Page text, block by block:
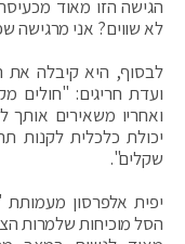
הגישה הזו מאוד
לא שווים? אני מרגישה
לבסוף, היא קיבלה את
ועדת חריגים: "חולים
ואחריו משאירים
יכולת כלכלית לקנות
שקלים".
יפית אלפרסון
הסל מוכיחות שלמרות